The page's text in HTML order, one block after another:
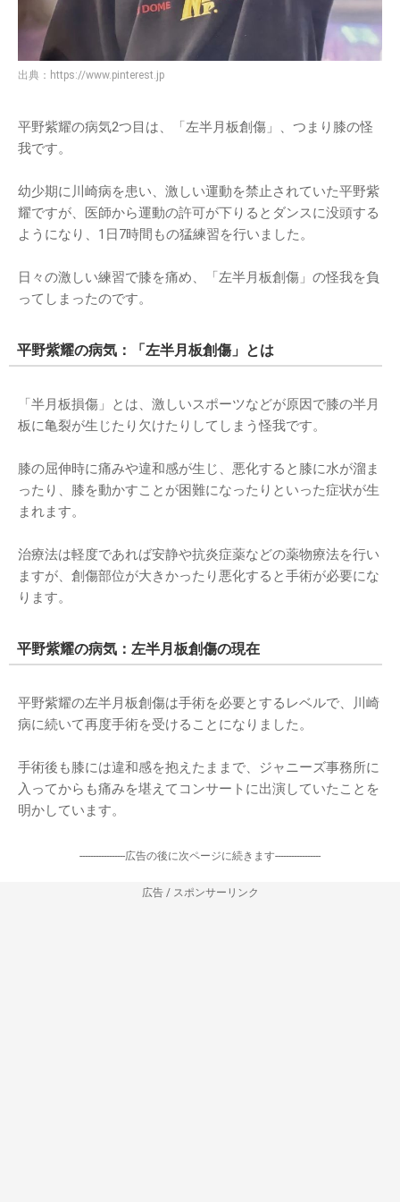
出典： https://www.pinterest.jp
平野紫耀の病気2つ目は、「左半月板創傷」、つまり膝の怪
我です。
幼少期に川崎病を患い、激しい運動を禁止されていた平野紫
耀ですが、医師から運動の許可が下りるとダンスに没頭する
ようになり、1日7時間もの猛練習を行いました。
日々の激しい練習で膝を痛め、「左半月板創傷」の怪我を負
ってしまったのです。
平野紫耀の病気：「左半月板創傷」とは
「半月板損傷」とは、激しいスポーツなどが原因で膝の半月
板に亀裂が生じたり欠けたりしてしまう怪我です。
膝の屈伸時に痛みや違和感が生じ、悪化すると膝に水が溜ま
ったり、膝を動かすことが困難になったりといった症状が生
まれます。
治療法は軽度であれば安静や抗炎症薬などの薬物療法を行い
ますが、創傷部位が大きかったり悪化すると手術が必要にな
ります。
平野紫耀の病気：左半月板創傷の現在
平野紫耀の左半月板創傷は手術を必要とするレベルで、川崎
病に続いて再度手術を受けることになりました。
手術後も膝には違和感を抱えたままで、ジャニーズ事務所に
入ってからも痛みを堪えてコンサートに出演していたことを
明かしています。
-----------------広告の後に次ページに続きます-----------------
広告 / スポンサーリンク